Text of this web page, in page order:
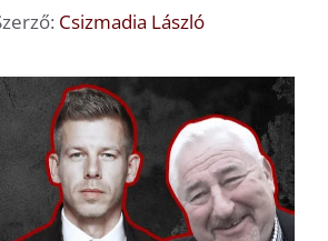
Csizmadia László